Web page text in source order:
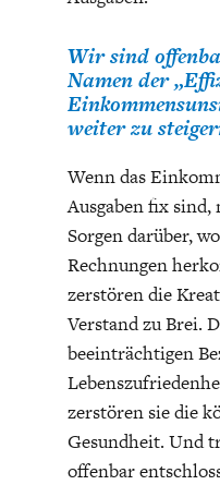
DAS
Wir sind
Namen der
weiter zu
Wenn das
Ausgaben fix sind,
Sorgen darüber,
Rechnungen
zerstören die
Verstand zu Brei.
beeinträchtigen
zerstören sie die
Gesundheit. Und
offenbar